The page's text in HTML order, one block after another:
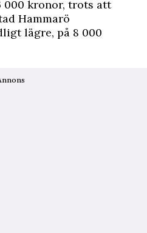
000 kronor, trots att
Hammarö
lägre, på 8 000